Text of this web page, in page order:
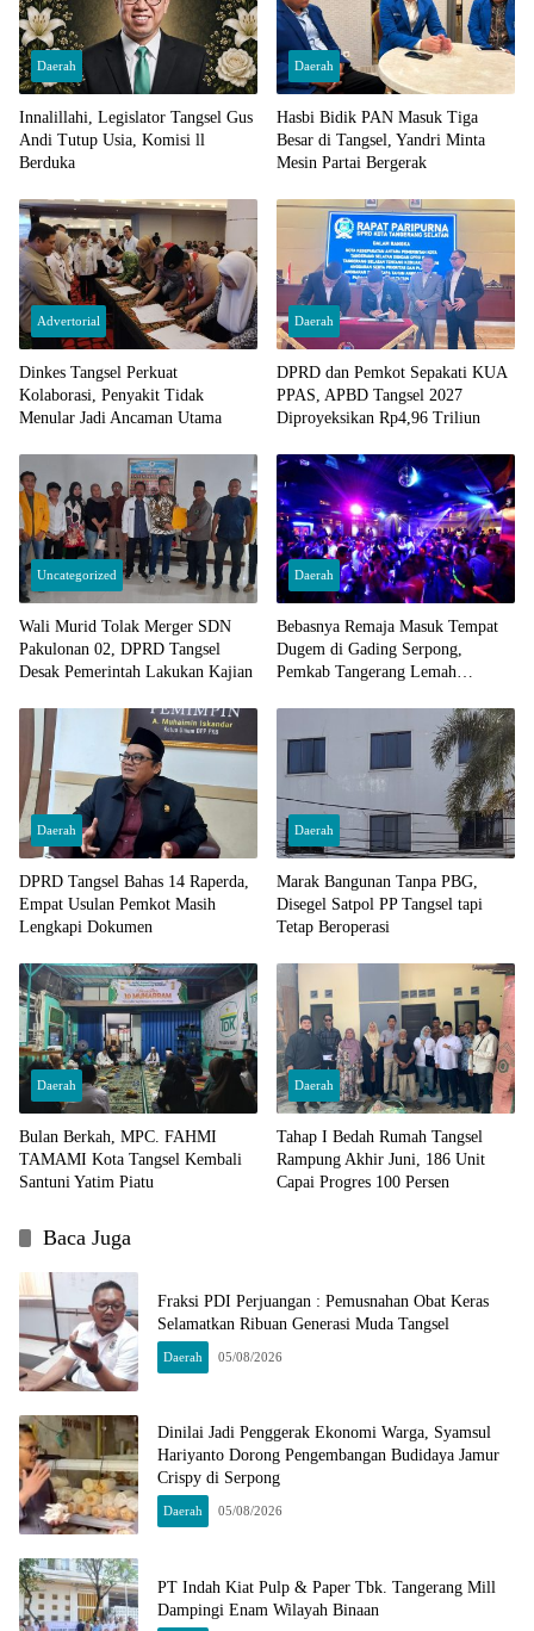
Daerah
Innalillahi, Legislator Tangsel Gus
Andi Tutup Usia, Komisi ll
Berduka
Daerah
Hasbi Bidik PAN Masuk Tiga
Besar di Tangsel, Yandri Minta
Mesin Partai Bergerak
Advertorial
Dinkes Tangsel Perkuat
Kolaborasi, Penyakit Tidak
Menular Jadi Ancaman Utama
Daerah
DPRD dan Pemkot Sepakati KUA
PPAS, APBD Tangsel 2027
Diproyeksikan Rp4,96 Triliun
Uncategorized
Wali Murid Tolak Merger SDN
Pakulonan 02, DPRD Tangsel
Desak Pemerintah Lakukan Kajian
Daerah
Bebasnya Remaja Masuk Tempat
Dugem di Gading Serpong,
Pemkab Tangerang Lemah
Daerah
DPRD Tangsel Bahas 14 Raperda,
Empat Usulan Pemkot Masih
Lengkapi Dokumen
Daerah
Marak Bangunan Tanpa PBG,
Disegel Satpol PP Tangsel tapi
Tetap Beroperasi
Daerah
Bulan Berkah, MPC. FAHMI
TAMAMI Kota Tangsel Kembali
Santuni Yatim Piatu
Daerah
Tahap I Bedah Rumah Tangsel
Rampung Akhir Juni, 186 Unit
Capai Progres 100 Persen
Baca Juga
Fraksi PDI Perjuangan : Pemusnahan Obat Keras
Selamatkan Ribuan Generasi Muda Tangsel
Daerah 05/08/2026
Dinilai Jadi Penggerak Ekonomi Warga, Syamsul
Hariyanto Dorong Pengembangan Budidaya Jamur
Crispy di Serpong
Daerah 05/08/2026
PT Indah Kiat Pulp & Paper Tbk. Tangerang Mill
Dampingi Enam Wilayah Binaan